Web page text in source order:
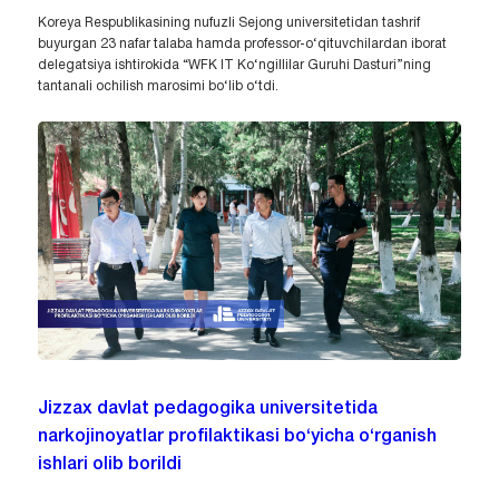
Koreya Respublikasining nufuzli Sejong universitetidan tashrif
buyurgan 23 nafar talaba hamda professor-o‘qituvchilardan iborat
delegatsiya ishtirokida “WFK IT Ko‘ngillilar Guruhi Dasturi”ning
tantanali ochilish marosimi bo‘lib o‘tdi.
Jizzax davlat pedagogika universitetida
narkojinoyatlar profilaktikasi bo‘yicha o‘rganish
ishlari olib borildi